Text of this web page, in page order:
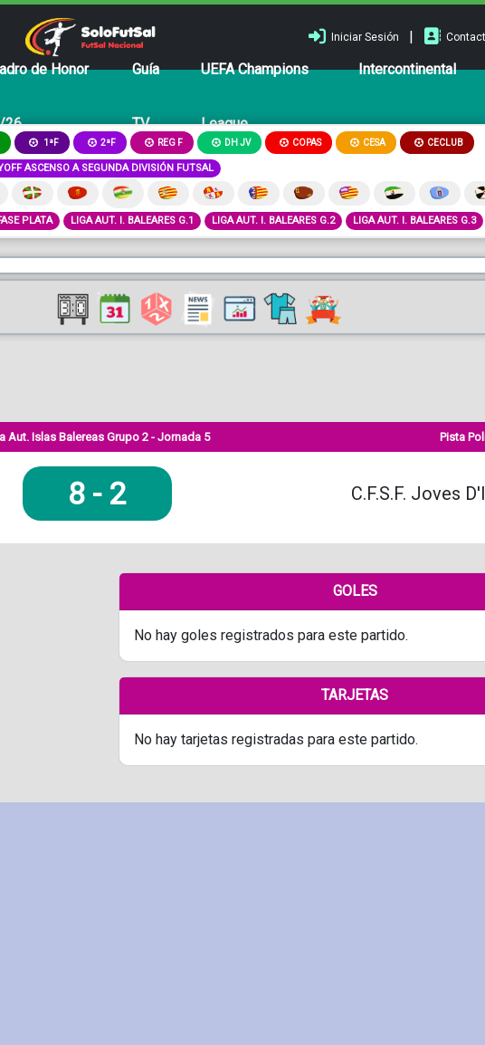
Iniciar Sesión |
de Honor
26
Guía
TV
UEFA Champions
League
Intercontinental
1ªF 2ªF REG F DH JV COPAS CESA CECLUB
ASCENSO A SEGUNDA DIVISIÓN FUTSAL
PLATA LIGA AUT. I. BALEARES G.1 LIGA AUT. I. BALEARES G.2 LIGA AUT. I. BALEARES G.3
Aut. Islas Balereas Grupo 2 - Jornada 5 Pista
8 - 2 C.F.S.F. Joves
GOLES
No hay goles registrados para este partido.
TARJETAS
No hay tarjetas registradas para este partido.